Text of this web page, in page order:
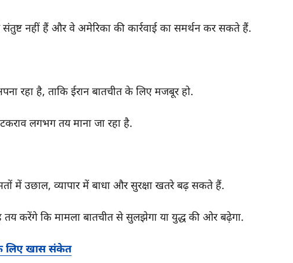
नहीं हैं और वे अमेरिका की कार्रवाई का समर्थन कर सकते हैं.
रहा है, ताकि ईरान बातचीत के लिए मजबूर हो.
लगभग तय माना जा रहा है.
में उछाल, व्यापार में बाधा और सुरक्षा खतरे बढ़ सकते हैं.
करेंगे कि मामला बातचीत से सुलझेगा या युद्ध की ओर बढ़ेगा.
लिए खास संकेत